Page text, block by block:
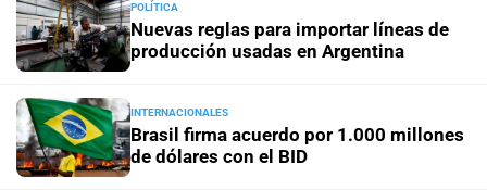
Doble alerta meteorológicoAsí avanza la tormenta por
Santa Fe con alerta amarilla; la información minuto a
Vigentes hasta el 12 de agostoMirá las ofertas en Alvear
Supermercados
POLÍTICA
Nuevas reglas para importar líneas de
producción usadas en Argentina
INTERNACIONALES
Brasil firma acuerdo por 1.000 millones
de dólares con el BID